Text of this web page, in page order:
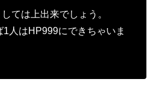
ては上出来でしょう。
人はHP999にできちゃいま